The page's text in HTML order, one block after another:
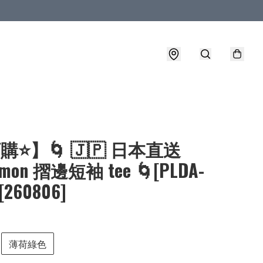
購⭐】🌀 🇯🇵 日本直送
摺邊短袖 tee 🌀[PLDA-
薄荷綠色